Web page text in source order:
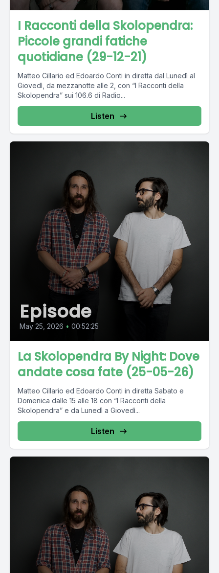
I Racconti della Skolopendra:
Piccole grandi fatiche
quotidiane (29-12-21)
Matteo Cillario ed Edoardo Conti in diretta dal Lunedì al
Giovedì, da mezzanotte alle 2, con “I Racconti della
Skolopendra” sui 106.6 di Radio...
Listen
Episode
May 25, 2026 • 00:52:25
La Skolopendra By Night: Dove
andate cosa fate (25-05-26)
Matteo Cillario ed Edoardo Conti in diretta Sabato e
Domenica dalle 15 alle 18 con “I Racconti della
Skolopendra” e da Lunedì a Giovedì...
Listen